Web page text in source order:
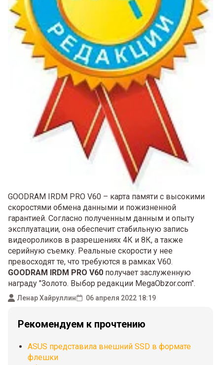
GOODRAM IRDM PRO V60 – карта памяти с высокими
скоростями обмена данными и пожизненной
гарантией. Согласно полученным данным и опыту
эксплуатации, она обеспечит стабильную запись
видеороликов в разрешениях 4К и 8К, а также
серийную съемку. Реальные скорости у нее
превосходят те, что требуются в рамках V60.
GOODRAM IRDM PRO V60 получает заслуженную
награду "Золото. Выбор редакции MegaObzor.com".
Ленар Хайруллин 06 апреля 2022 18:19
Рекомендуем к прочтению
ASUS представила внешний SSD в формате
флешки